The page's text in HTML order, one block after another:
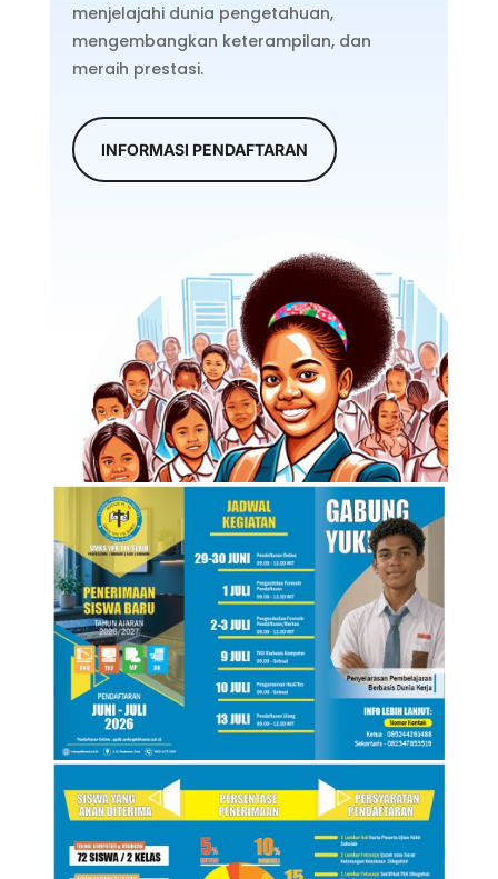
menjelajahi dunia pengetahuan,
mengembangkan keterampilan, dan
meraih prestasi.
INFORMASI PENDAFTARAN